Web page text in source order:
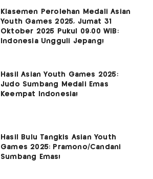
Klasemen Perolehan Medali Asian
Youth Games 2025, Jumat 31
Oktober 2025 Pukul 09.00 WIB:
Indonesia Ungguli Jepang!
Hasil Asian Youth Games 2025:
Judo Sumbang Medali Emas
Keempat Indonesia!
Hasil Bulu Tangkis Asian Youth
Games 2025: Pramono/Candani
Sumbang Emas!